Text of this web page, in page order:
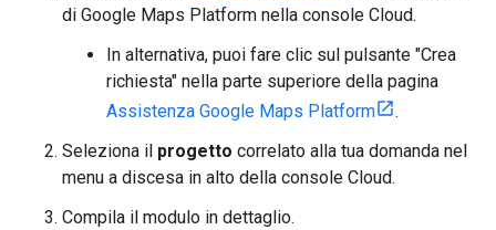
di Google Maps Platform nella console Cloud.
In alternativa, puoi fare clic sul pulsante "Crea
richiesta" nella parte superiore della pagina
Assistenza Google Maps Platform
.
Seleziona il progetto correlato alla tua domanda nel
menu a discesa in alto della console Cloud.
Compila il modulo in dettaglio.